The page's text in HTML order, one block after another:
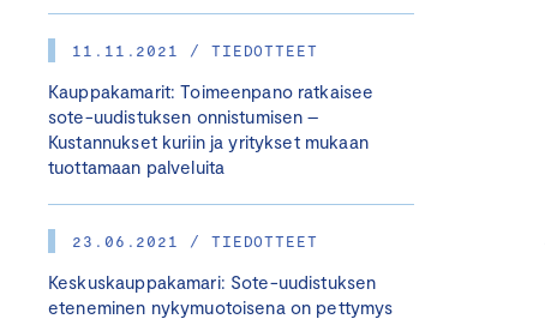
11.11.2021 / TIEDOTTEET
Kauppakamarit: Toimeenpano ratkaisee
sote-uudistuksen onnistumisen –
Kustannukset kuriin ja yritykset mukaan
tuottamaan palveluita
23.06.2021 / TIEDOTTEET
Keskuskauppakamari: Sote-uudistuksen
eteneminen nykymuotoisena on pettymys